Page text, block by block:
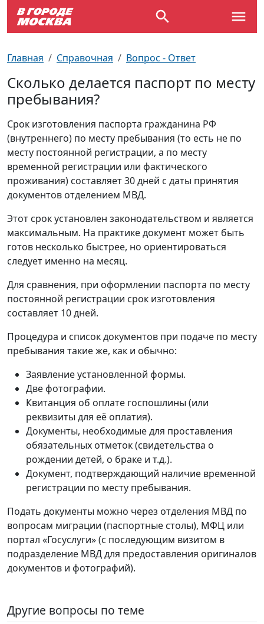
Главная Справочная Вопрос - Ответ
Сколько делается паспорт по месту
пребывания?
Срок изготовления паспорта гражданина РФ
(внутреннего) по месту пребывания (то есть не по
месту постоянной регистрации, а по месту
временной регистрации или фактического
проживания) составляет 30 дней с даты принятия
документов отделением МВД.
Этот срок установлен законодательством и является
максимальным. На практике документ может быть
готов несколько быстрее, но ориентироваться
следует именно на месяц.
Для сравнения, при оформлении паспорта по месту
постоянной регистрации срок изготовления
составляет 10 дней.
Процедура и список документов при подаче по месту
пребывания такие же, как и обычно:
Заявление установленной формы.
Две фотографии.
Квитанция об оплате госпошлины (или
реквизиты для её оплатия).
Документы, необходимые для проставления
обязательных отметок (свидетельства о
рождении детей, о браке и т.д.).
Документ, подтверждающий наличие временной
регистрации по месту пребывания.
Подать документы можно через отделения МВД по
вопросам миграции (паспортные столы), МФЦ или
портал «Госуслуги» (с последующим визитом в
подразделение МВД для предоставления оригиналов
документов и фотографий).
Другие вопросы по теме
Детям
Концерты
Спорт
Театр
Экскурсии
ТV-программа
По профессиям
Возле метро
Новости
Перехватывающие парковки
Платные парковки закрытого типа
Специализированные стоянки
Стоянки для большегрузного
автотранспорта
Трамваи
Электрички
Схема метро
Пробки на дорогах
Карта Москвы
Улицы Москвы
Почтовые индексы